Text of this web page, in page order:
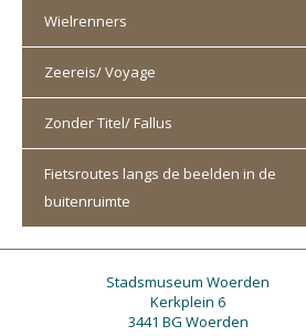
Wielrenners
Zeereis/ Voyage
Zonder Titel/ Fallus
Fietsroutes langs de beelden in de
buitenruimte
Stadsmuseum Woerden
Kerkplein 6
3441 BG Woerden